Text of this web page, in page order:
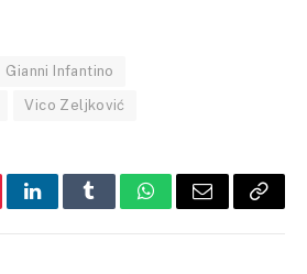
Gianni Infantino
Vico Zeljković
LinkedInTumblrWhatsApp
Email Copy